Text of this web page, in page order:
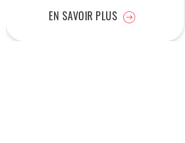
EN SAVOIR PLUS